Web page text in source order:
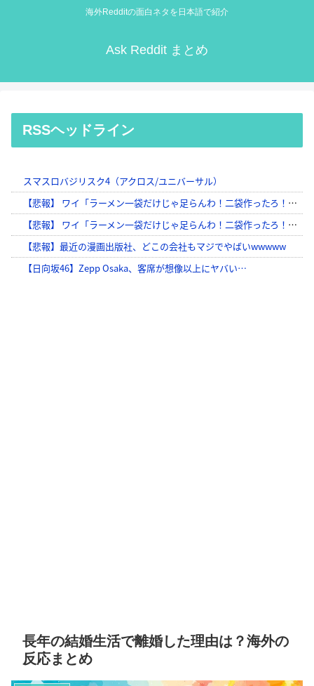
海外Redditの面白ネタを日本語で紹介
Ask Reddit まとめ
RSSヘッドライン
長年の結婚生活で離婚した理由は？海外の
反応まとめ